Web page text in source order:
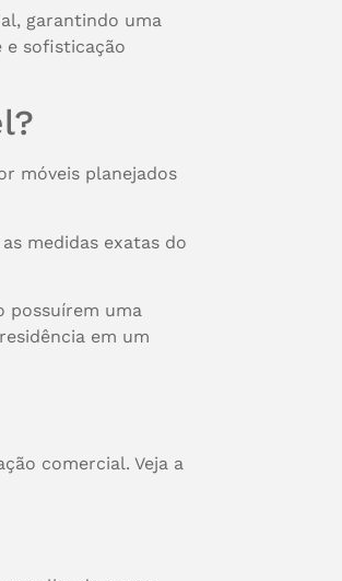
garantindo uma
e sofisticação
móveis planejados
medidas exatas do
possuírem uma
em um
comercial. Veja a